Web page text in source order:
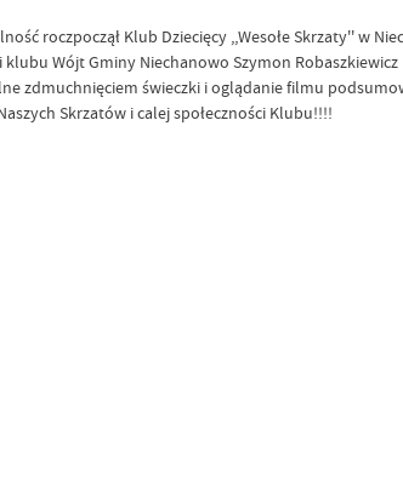
roczpoczął Klub Dziecięcy ,,Wesołe Skrzaty'' w
klubu Wójt Gminy Niechanowo Szymon
zdmuchnięciem świeczki i oglądanie filmu
Skrzatów i calej społeczności Klubu!!!!